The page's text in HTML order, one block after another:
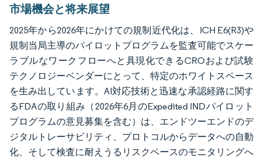
市場機会と将来展望
2025年から2026年にかけての規制近代化は、ICH E6(R3)や
規制当局主導のパイロットプログラムを監査可能でスケー
ラブルなワークフローへと具現化できるCROおよび試験
テクノロジーベンダーにとって、特定のホワイトスペース
を生み出しています。AI対応技術と迅速な承認経路に関す
るFDAの取り組み（2026年6月のExpedited INDパイロット
プログラムの意見募集を含む）は、エンドツーエンドのデ
ジタルトレーサビリティ、プロトコルからデータへの自動
化、そして検査に耐えうるリスクベースのモニタリングへ